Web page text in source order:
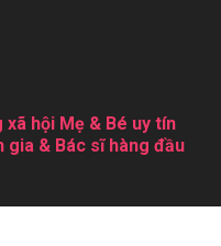
hội Mẹ & Bé uy tín
gia & Bác sĩ hàng đầu